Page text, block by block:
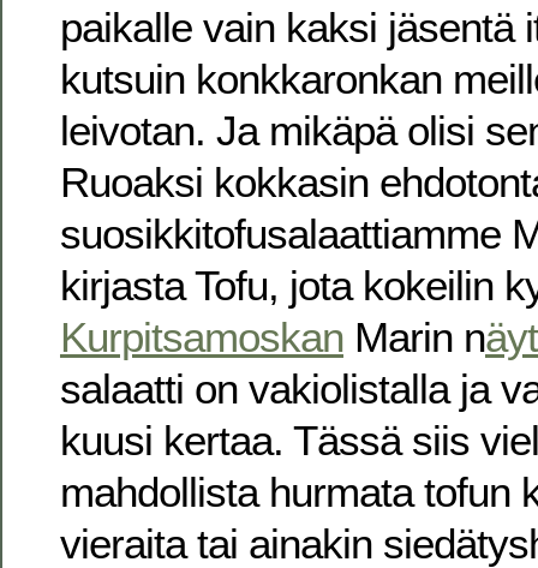
paikalle vain kaksi jäsentä
kutsuin konkkaronkan
leivotan. Ja mikäpä olisi
Ruoaksi kokkasin
suosikkitofusalaattiamme
kirjasta Tofu, jota kokeilin
Kurpitsamoskan Marin n
salaatti on vakiolistalla ja
kuusi kertaa. Tässä siis
mahdollista hurmata tofun
vieraita tai ainakin